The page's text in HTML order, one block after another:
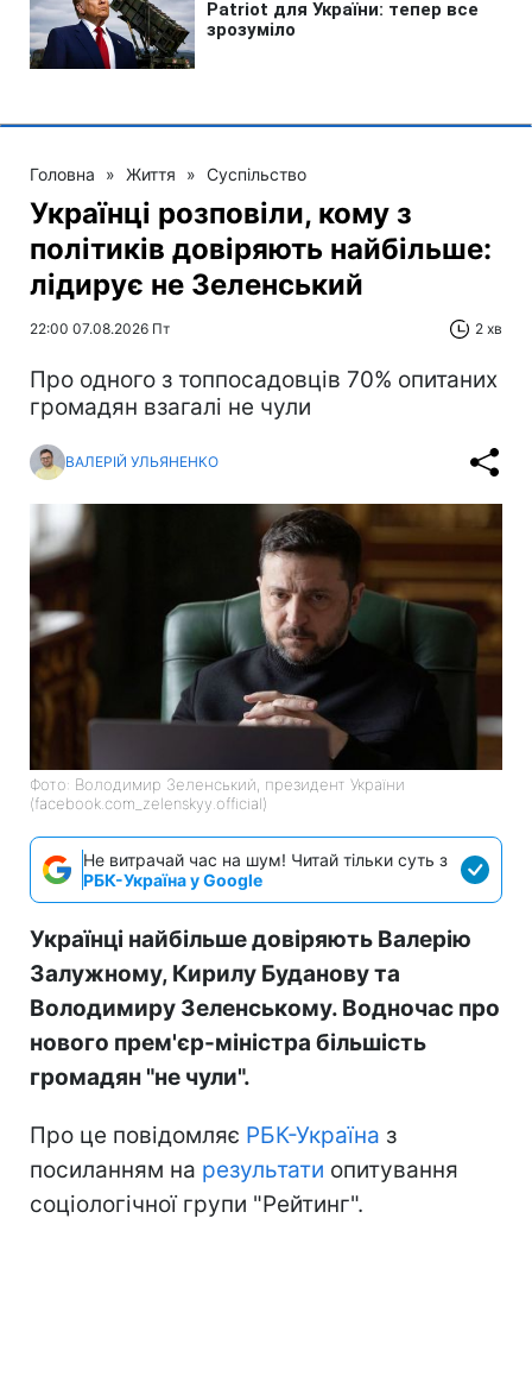
Головна » Життя » Суспільство
Українці розповіли, кому з
політиків довіряють найбільше:
лідирує не Зеленський
22:00 07.08.2026 Пт 2 хв
Про одного з топпосадовців 70% опитаних
громадян взагалі не чули
ВАЛЕРІЙ УЛЬЯНЕНКО
Фото: Володимир Зеленський, президент України
(facebook.com_zelenskyy.official)
Не витрачай час на шум! Читай тільки суть з
РБК-Україна у Google
Українці найбільше довіряють Валерію
Залужному, Кирилу Буданову та
Володимиру Зеленському. Водночас про
нового прем'єр-міністра більшість
громадян "не чули".
Про це повідомляє РБК-Україна з
посиланням на результати опитування
соціологічної групи "Рейтинг".